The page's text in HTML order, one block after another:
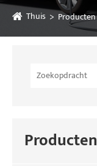
Thuis Producten
Producten